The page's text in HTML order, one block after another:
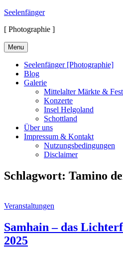
Skip
content
Seelenfänger
[ Photographie ]
Menu
Seelenfänger [Photographie]
Blog
Galerie
Mittelalter Märkte &
Konzerte
Insel Helgoland
Schottland
Über uns
Impressum & Kontakt
Nutzungsbedingungen
Disclaimer
Schlagwort: Tamino
Cat
Veranstaltungen
Samhain – das
2025